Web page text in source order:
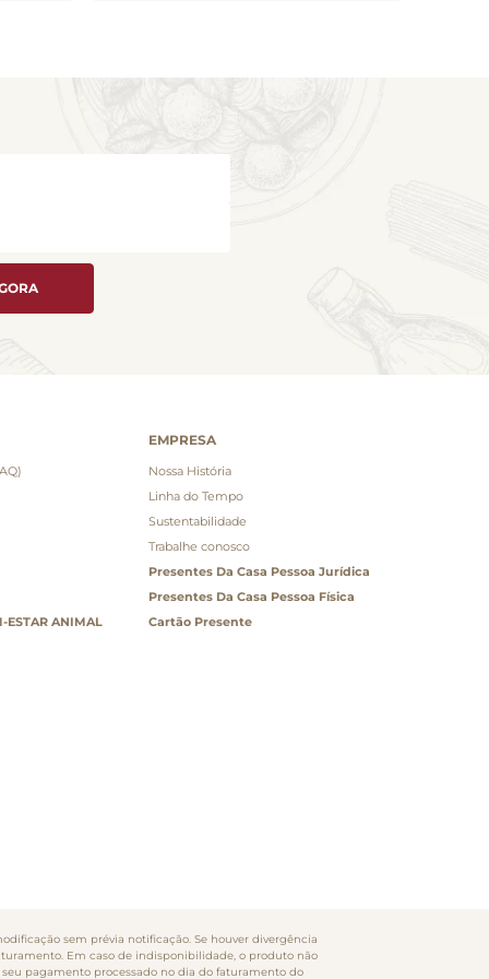
ESTAR ANIMAL
EMPRESA
Nossa História
Linha do Tempo
Sustentabilidade
Trabalhe conosco
Presentes Da Casa Pessoa Jurídica
Presentes Da Casa Pessoa Física
Cartão Presente
sem prévia notificação. Se houver divergência
Em caso de indisponibilidade, o produto não
pagamento processado no dia do faturamento do